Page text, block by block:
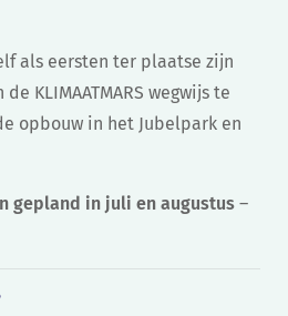
als eersten ter plaatse zijn
KLIMAATMARS wegwijs te
opbouw in het Jubelpark en
gepland in juli en augustus –